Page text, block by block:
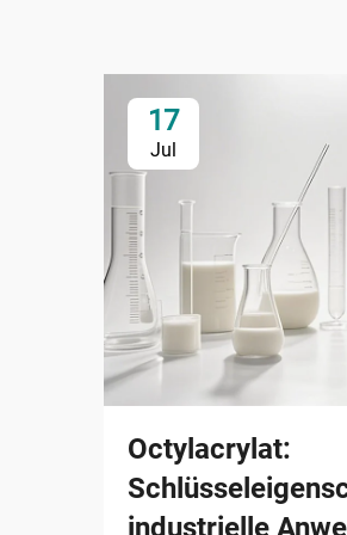
17
Jul
Octylacrylat:
industrielle